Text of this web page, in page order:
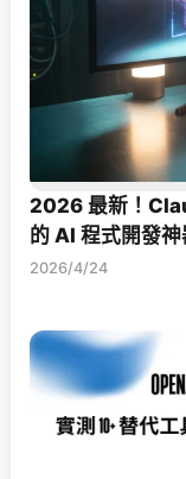
2026 最新！
的 AI 程式開發神
2026/4/24